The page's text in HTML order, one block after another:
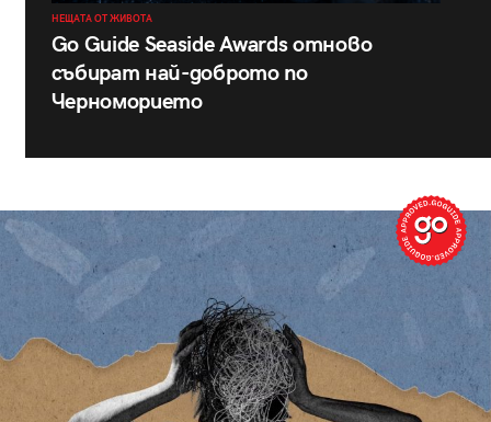
НЕЩАТА ОТ ЖИВОТА
Go Guide Seaside Awards отново
събират най-доброто по
Черноморието